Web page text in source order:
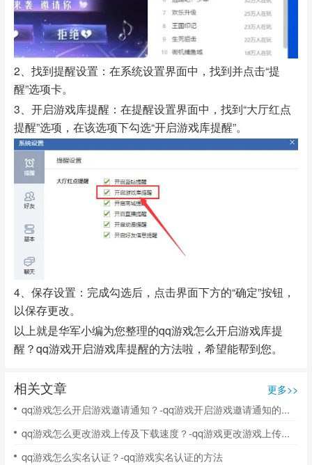
2、找到提醒设置：在系统设置界面中，找到并点击“提
醒”选项卡。
3、开启游戏库提醒：在提醒设置界面中，找到“大厅红点
提醒”选项，在该选项下勾选“开启游戏库提醒”。
4、保存设置：完成勾选后，点击界面下方的“确定”按钮，
以保存更改。
以上就是华军小编为您整理的qq游戏怎么开启游戏库提
醒？qq游戏开启游戏库提醒的方法啦，希望能帮到您。
相关文章 更多>>
qq游戏怎么开启游戏邀请通知？-qq游戏开启游戏邀请通知的方法
qq游戏怎么更改游戏上传及下载速度？-qq游戏更改游戏上传及下载速度的方法
qq游戏怎么实名认证？-qq游戏实名认证的方法